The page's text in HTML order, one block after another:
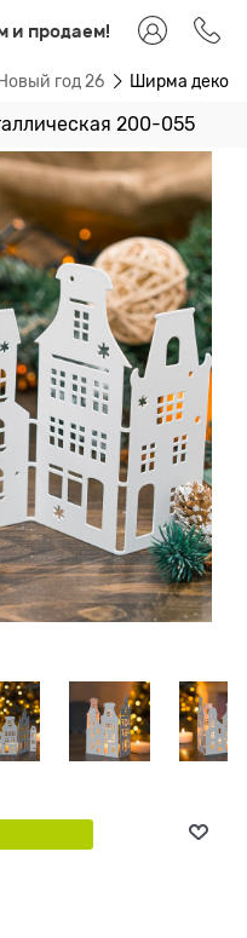
и продаем!
Новый год 26 Ширма
200-055